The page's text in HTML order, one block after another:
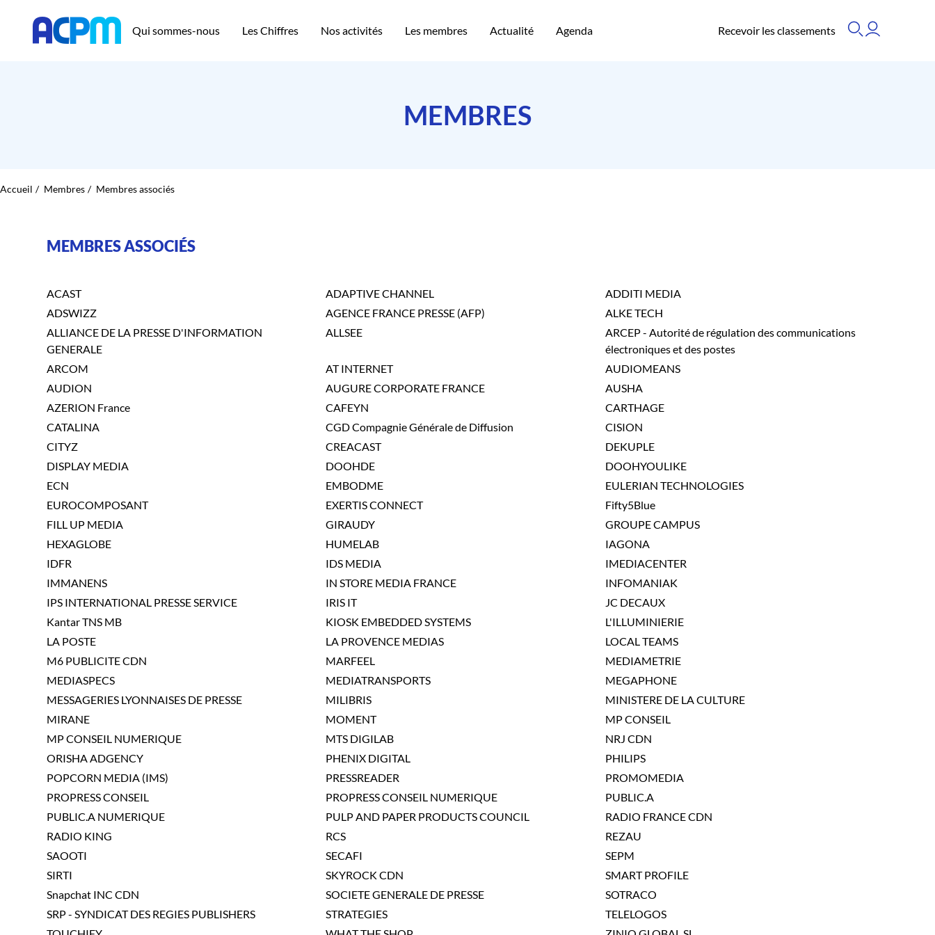
Qui sommes-nous Les Chiffres Nos activités Les membres Actualité Agenda Recevoir les classements
MEMBRES
Accueil Membres Membres associés
MEMBRES ASSOCIÉS
ACAST ADAPTIVE CHANNEL
ADDITI MEDIA
ADSWIZZ
AGENCE FRANCE PRESSE (AFP)
ALKE TECH
ALLIANCE DE LA PRESSE D'INFORMATION
GENERALE
ALLSEE
ARCEP - Autorité de régulation des communications
électroniques et des postes
ARCOM
AT INTERNET
AUDIOMEANS
AUDION
AUGURE CORPORATE FRANCE
AUSHA
AZERION France
CAFEYN
CARTHAGE
CATALINA
CGD Compagnie Générale de Diffusion
CISION
CITYZ
CREACAST
DEKUPLE
DISPLAY MEDIA
DOOHDE
DOOHYOULIKE
ECN
EMBODME
EULERIAN TECHNOLOGIES
EUROCOMPOSANT
EXERTIS CONNECT
Fifty5Blue
FILL UP MEDIA
GIRAUDY
GROUPE CAMPUS
HEXAGLOBE
HUMELAB
IAGONA
IDFR
IDS MEDIA
IMEDIACENTER
IMMANENS
IN STORE MEDIA FRANCE
INFOMANIAK
IPS INTERNATIONAL PRESSE SERVICE
IRIS IT
JC DECAUX
Kantar TNS MB
KIOSK EMBEDDED SYSTEMS
L'ILLUMINIERIE
LA POSTE
LA PROVENCE MEDIAS
LOCAL TEAMS
M6 PUBLICITE CDN
MARFEEL
MEDIAMETRIE
MEDIASPECS
MEDIATRANSPORTS
MEGAPHONE
MESSAGERIES LYONNAISES DE PRESSE
MILIBRIS
MINISTERE DE LA CULTURE
MIRANE
MOMENT
MP CONSEIL
MP CONSEIL NUMERIQUE
MTS DIGILAB
NRJ CDN
ORISHA ADGENCY
PHENIX DIGITAL
PHILIPS
POPCORN MEDIA (IMS)
PRESSREADER
PROMOMEDIA
PROPRESS CONSEIL
PROPRESS CONSEIL NUMERIQUE
PUBLIC.A
PUBLIC.A NUMERIQUE
PULP AND PAPER PRODUCTS COUNCIL
RADIO FRANCE CDN
RADIO KING
RCS
REZAU
SAOOTI
SECAFI
SEPM
SIRTI
SKYROCK CDN
SMART PROFILE
Snapchat INC CDN
SOCIETE GENERALE DE PRESSE
SOTRACO
SRP - SYNDICAT DES REGIES PUBLISHERS
STRATEGIES
TELELOGOS